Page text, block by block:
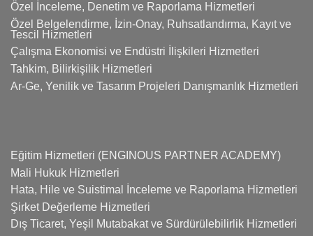
Özel İnceleme, Denetim ve Raporlama Hizmetleri
Özel Belgelendirme, İzin-Onay, Ruhsatlandırma, Kayıt ve
Tescil Hizmetleri
Çalışma Ekonomisi ve Endüstri İlişkileri Hizmetleri
Tahkim, Bilirkişilik Hizmetleri
Ar-Ge, Yenilik ve Tasarım Projeleri Danışmanlık Hizmetleri
Eğitim Hizmetleri (ENGINOUS PARTNER ACADEMY)
Mali Hukuk Hizmetleri
Hata, Hile ve Suistimal İnceleme ve Raporlama Hizmetleri
Şirket Değerleme Hizmetleri
Dış Ticaret, Yeşil Mutabakat ve Sürdürülebilirlik Hizmetleri